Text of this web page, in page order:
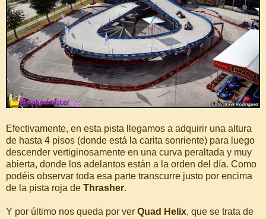
Efectivamente, en esta pista llegamos a adquirir una altura
de hasta 4 pisos (donde está la carita sonriente) para luego
descender vertiginosamente en una curva peraltada y muy
abierta, donde los adelantos están a la orden del día. Como
podéis observar toda esa parte transcurre justo por encima
de la pista roja de Thrasher.
Y por último nos queda por ver Quad Helix, que se trata de